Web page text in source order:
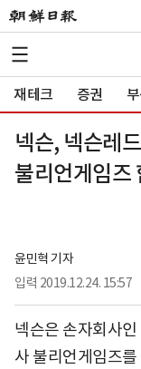
재테크 증권
넥슨, 넥슨레
불리언게임즈
윤민혁 기자
입력 2019.12.24. 15:57
넥슨은 손자회사
사 불리언게임즈